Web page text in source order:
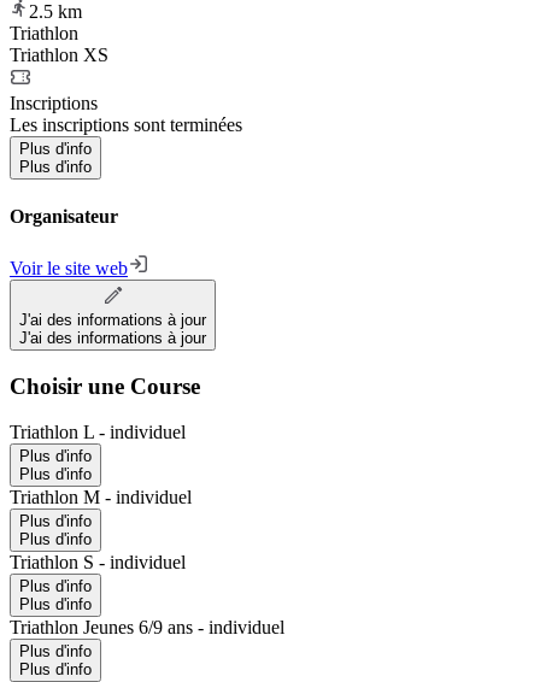
2.5 km
Triathlon
Triathlon XS
Inscriptions
Les inscriptions sont terminées
Plus d'info
Plus d'info
Organisateur
Voir le site web
J'ai des informations à jour
J'ai des informations à jour
Choisir une Course
Triathlon L - individuel
Plus d'info
Plus d'info
Triathlon M - individuel
Plus d'info
Plus d'info
Triathlon S - individuel
Plus d'info
Plus d'info
Triathlon Jeunes 6/9 ans - individuel
Plus d'info
Plus d'info